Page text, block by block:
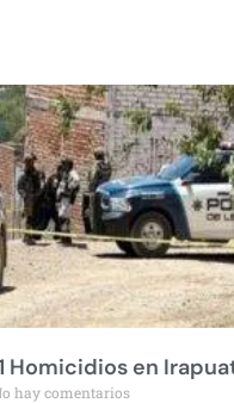
Homicidios en
hay comentarios